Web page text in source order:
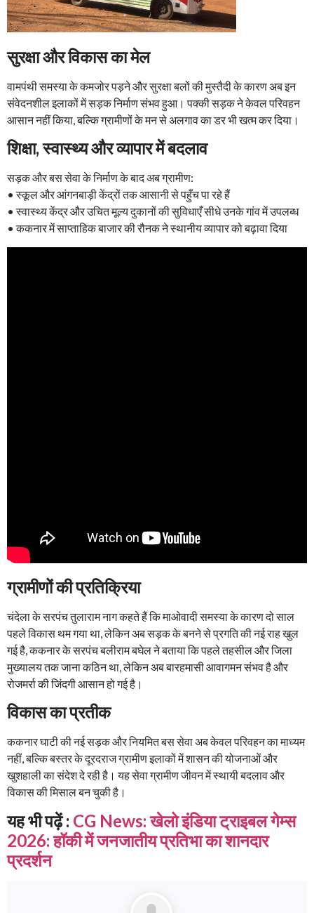
सुरक्षा और विकास का मेल
वामपंथी समस्या के कमजोर पड़ने और सुरक्षा बलों की मुस्तैदी के कारण अब इन
संवेदनशील इलाकों में सड़क निर्माण संभव हुआ। पक्की सड़क ने केवल परिवहन
आसान नहीं किया, बल्कि ग्रामीणों के मन से अलगाव का डर भी खत्म कर दिया।
शिक्षा, स्वास्थ्य और व्यापार में बदलाव
सड़क और बस सेवा के निर्माण के बाद अब ग्रामीण:
• स्कूल और आंगनबाड़ी केंद्रों तक आसानी से पहुँच पा रहे हैं
• स्वास्थ्य केंद्र और उचित मूल्य दुकानों की सुविधाएँ सीधे उनके गांव में उपलब्ध
• ककनार में साप्ताहिक बाजार की रौनक ने स्थानीय व्यापार को बढ़ावा दिया
ग्रामीणों की प्रतिक्रिया
चंदेला के सरपंच तुलाराम नाग कहते हैं कि माओवादी समस्या के कारण दो साल
पहले विकास थम गया था, लेकिन अब सड़क के बनने से प्रगति की नई राह खुल
गई है, ककनार के सरपंच बलीराम बघेल ने बताया कि पहले तहसील और जिला
मुख्यालय तक जाना कठिन था, लेकिन अब बारहमासी आवागमन संभव है और
रोजमर्रा की जिंदगी आसान हो गई है।
विकास का प्रतीक
ककनार घाटी की नई सड़क और नियमित बस सेवा अब केवल परिवहन का माध्यम
नहीं, बल्कि बस्तर के दूरदराज ग्रामीण इलाकों में शासन की योजनाओं और
खुशहाली का संदेश दे रही है। यह सेवा ग्रामीण जीवन में स्थायी बदलाव और
विकास की मिसाल बन चुकी है।
यह भी पढ़ें : CG News: खेलो इंडिया ट्राइबल गेम्स
2026: हॉकी में जनजातीय प्रतिभा का शानदार
प्रदर्शन